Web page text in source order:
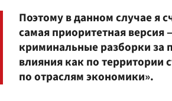
Поэтому в данном случае я
самая приоритетная версия
криминальные разборки за
влияния как по территории
по отраслям экономики».